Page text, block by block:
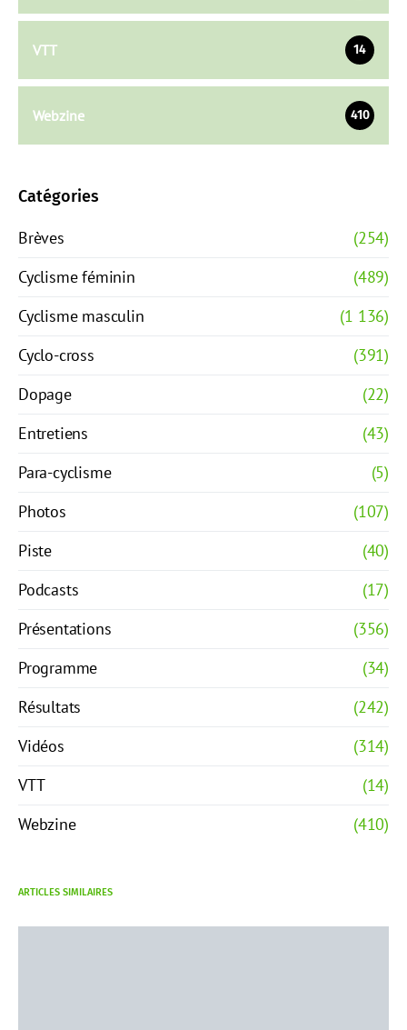
VTT 14
Webzine 410
Catégories
Brèves
(254)
Cyclisme féminin
(489)
Cyclisme masculin
(1 136)
Cyclo-cross
(391)
Dopage
(22)
Entretiens
(43)
Para-cyclisme
(5)
Photos
(107)
Piste
(40)
Podcasts
(17)
Présentations
(356)
Programme
(34)
Résultats
(242)
Vidéos
(314)
VTT
(14)
Webzine
(410)
ARTICLES SIMILAIRES